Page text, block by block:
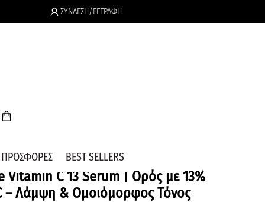
ΣΥΝΔΕΣΗ/ΕΓΓΡΑΦΗ
ΠΡΟΣΦΟΡΕΣ BEST SELLERS
Vitamin C 13 Serum | Ορός με 13%
– Λάμψη & Ομοιόμορφος Τόνος